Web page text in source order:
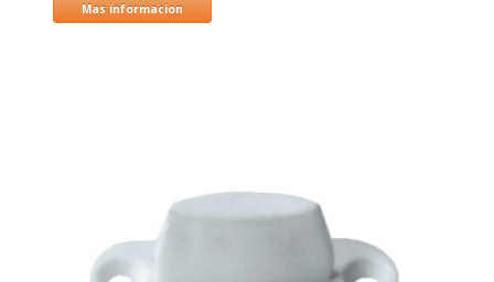
Mas informacion